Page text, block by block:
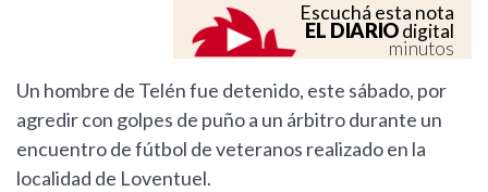
Escuchá esta nota
EL DIARIOdigital
minutos
Un hombre de Telén fue detenido, este sábado, por
agredir con golpes de puño a un árbitro durante un
encuentro de fútbol de veteranos realizado en la
localidad de Loventuel.